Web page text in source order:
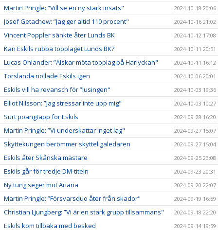
Martin Pringle: ”Vill se en ny stark insats" 2024-10-18 20:06
Josef Getachew: ”Jag ger altid 110 procent" 2024-10-16 21:02
Vincent Poppler sänkte åter Lunds BK 2024-10-12 17:08
Kan Eskils rubba topplaget Lunds BK? 2024-10-11 20:51
Lucas Ohlander: ”Älskar möta topplag på Harlyckan" 2024-10-11 16:12
Torslanda nollade Eskils igen 2024-10-06 20:01
Eskils vill ha revansch för ”lusingen" 2024-10-03 19:36
Elliot Nilsson: ”Jag stressar inte upp mig" 2024-10-03 10:27
Surt poängtapp för Eskils 2024-09-28 16:20
Martin Pringle: ”Vi underskattar inget lag" 2024-09-27 15:07
Skyttekungen berömmer skytteligaledaren 2024-09-27 15:04
Eskils åter Skånska mästare 2024-09-25 23:08
Eskils går för tredje DM-titeln 2024-09-23 20:31
Ny tung seger mot Ariana 2024-09-20 22:07
Martin Pringle: ”Försvarsduo åter från skador" 2024-09-19 16:59
Christian Ljungberg: ”Vi är en stark grupp tillsammans" 2024-09-18 22:20
Eskils kom tillbaka med besked 2024-09-14 19:59